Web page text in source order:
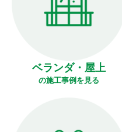
ベランダ・屋上
の施工事例を見る